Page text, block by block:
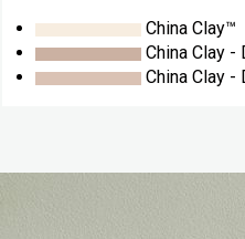
China Clay™
China Clay -
China Clay -